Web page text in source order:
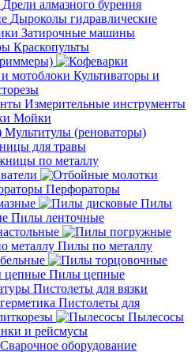
Дрели алмазного бурения
Дыроколы гидравлические
Затирочные машины
Краскопульты
Культиваторы и
Измерительные инструменты
Мойки
Мультитулы (реноваторы)
для травы
по металлу
Перфораторы
Пилы
Пилы ленточные
Пилы по металлу
Пилы цепные
Пистолеты для вязки
Пистолеты для
Пылесосы
и рейсмусы
Сварочное оборудование